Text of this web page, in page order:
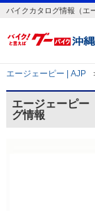
バイクカタログ情報（エ
エージェーピー | AJP
エージェーピー
グ情報